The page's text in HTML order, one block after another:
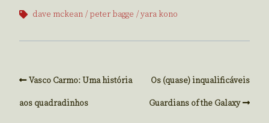
dave mckean
peter bagge yara kono
Vasco Carmo: Uma história
aos quadradinhos
Os (quase) inqualificáveis
Guardians of the Galaxy